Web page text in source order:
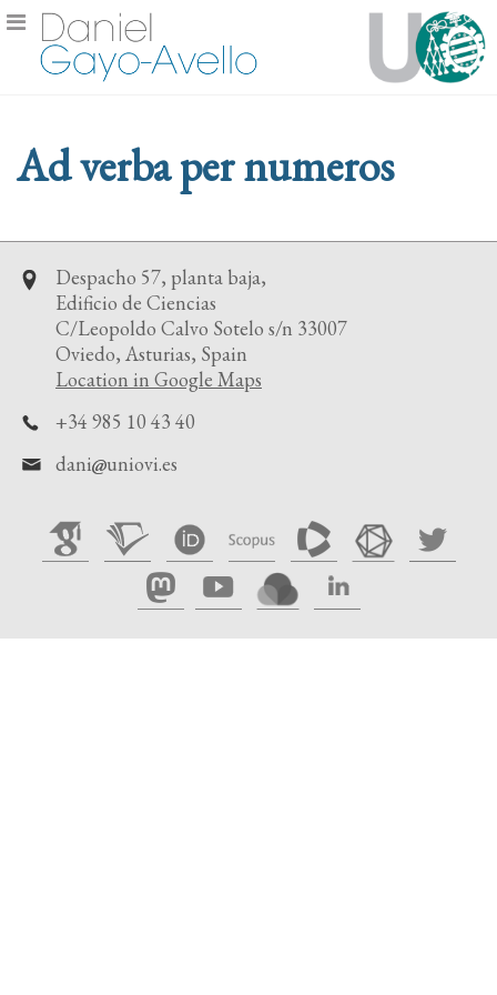
Ad verba per numeros
Despacho 57, planta baja,
Edificio de Ciencias
C/Leopoldo Calvo Sotelo s/n 33007
Oviedo, Asturias, Spain
Location in Google Maps
+34 985 10 43 40
dani
uniovi.es